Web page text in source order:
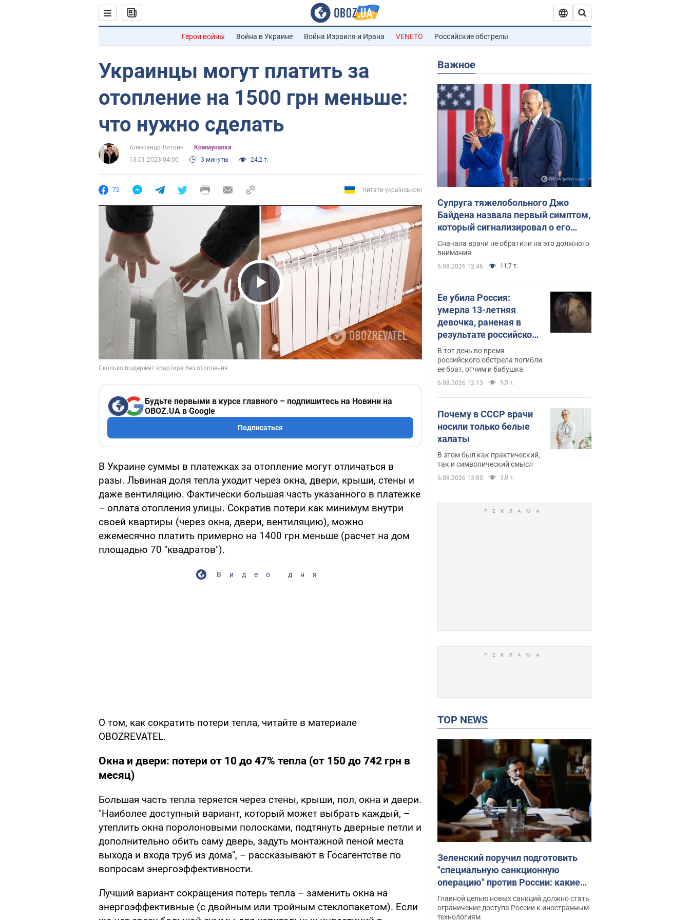
Герои войны Война в Украине Война Израиля и Ирана VENETO Российские обстрелы
Украинцы могут платить за
отопление на 1500 грн меньше:
что нужно сделать
Александр Литвин
Коммуналка
13.01.2023 04:00
3 минуты 24,2 т.
72 Читати українською
Play Video
Будьте первыми в курсе главного – подпишитесь на Новини на
OBOZ.UA в Google
Подписаться
В Украине суммы в платежках за отопление могут отличаться в
разы. Львиная доля тепла уходит через окна, двери, крыши, стены и
даже вентиляцию. Фактически большая часть указанного в платежке
– оплата отопления улицы. Сократив потери как минимум внутри
своей квартиры (через окна, двери, вентиляцию), можно
ежемесячно платить примерно на 1400 грн меньше (расчет на дом
площадью 70 "квадратов").
Видео дня
О том, как сократить потери тепла, читайте в материале
OBOZREVATEL.
Окна и двери: потери от 10 до 47% тепла (от 150 до 742 грн в
месяц)
Большая часть тепла теряется через стены, крыши, пол, окна и двери.
"Наиболее доступный вариант, который может выбрать каждый, –
утеплить окна поролоновыми полосками, подтянуть дверные петли и
дополнительно обить саму дверь, задуть монтажной пеной места
выхода и входа труб из дома", – рассказывают в Госагентстве по
вопросам энергоэффективности.
Лучший вариант сокращения потерь тепла – заменить окна на
энергоэффективные (с двойным или тройным стеклопакетом). Если
Важное
Супруга тяжелобольного Джо
Байдена назвала первый симптом,
который сигнализировал о его
"агрессивном" раке
Сначала врачи не обратили на это должного
внимания
6.08.2026 12:46 11,7 т.
Ее убила Россия:
умерла 13-летняя
девочка, раненая в
результате российской
атаки на Сумскую
область. Фото
В тот день во время
российского обстрела погибли
ее брат, отчим и бабушка
6.08.2026 12:13 9,5 т.
Почему в СССР врачи
носили только белые
халаты
В этом был как практический,
так и символический смысл
6.08.2026 13:00 3,8 т.
TOP NEWS
Зеленский поручил подготовить
"специальную санкционную
операцию" против России: какие
задачи поставил президент. Фото
Главной целью новых санкций должно стать
ограничение доступа России к иностранным
технологиям